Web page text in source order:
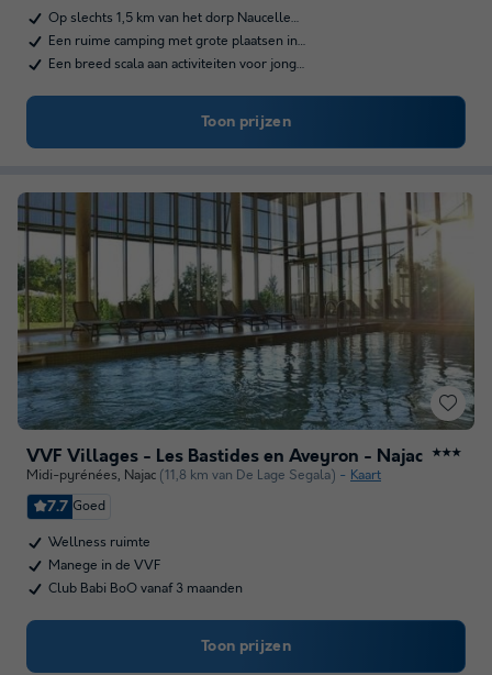
Op slechts 1,5 km van het dorp Naucelle…
Een ruime camping met grote plaatsen in…
Een breed scala aan activiteiten voor jong…
Toon prijzen
VVF Villages - Les Bastides en Aveyron - Najac ★★★
Midi-pyrénées, Najac (11,8 km van De Lage Segala) Kaart
7.7 Goed
Wellness ruimte
Manege in de VVF
Club Babi BoO vanaf 3 maanden
Toon prijzen